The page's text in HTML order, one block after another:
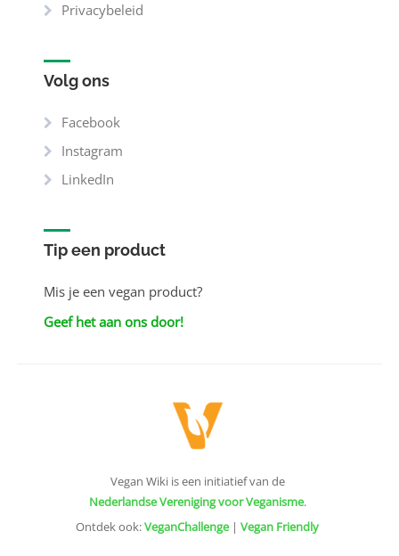
Privacybeleid
Volg ons
Facebook
Instagram
LinkedIn
Tip een product
Mis je een vegan product?
Geef het aan ons door!
Vegan Wiki is een initiatief van de
Nederlandse Vereniging voor Veganisme.
Ontdek ook:VeganChallenge| Vegan Friendly